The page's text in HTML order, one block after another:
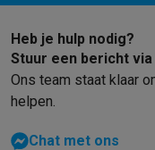
Heb je hulp nodig?
Stuur een bericht
Ons team staat klaar
helpen.
Chat met ons